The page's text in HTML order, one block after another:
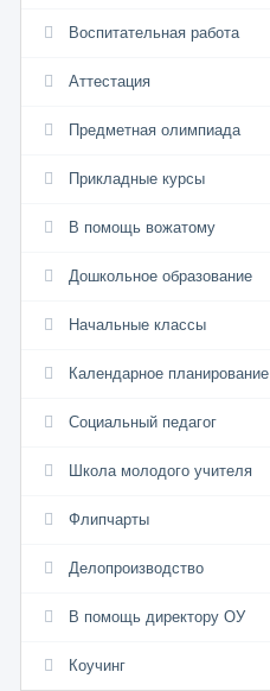
Воспитательная работа
Аттестация
Предметная олимпиада
Прикладные курсы
В помощь вожатому
Дошкольное образование
Начальные классы
Календарное планирование
Социальный педагог
Школа молодого учителя
Флипчарты
Делопроизводство
В помощь директору ОУ
Коучинг